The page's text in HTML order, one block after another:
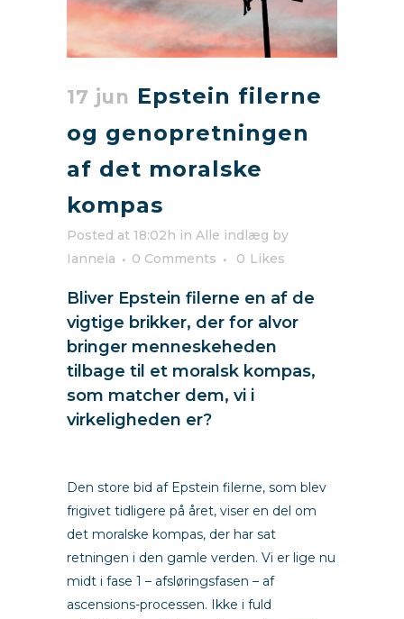
17 jun Epstein filerne
og genopretningen
af det moralske
kompas
Posted at 18:02h in Alle indlæg by
Ianneia
0 Comments 0 Likes
Bliver Epstein filerne en af de
vigtige brikker, der for alvor
bringer menneskeheden
tilbage til et moralsk kompas,
som matcher dem, vi i
virkeligheden er?
Den store bid af Epstein filerne, som blev
frigivet tidligere på året, viser en del om
det moralske kompas, der har sat
retningen i den gamle verden. Vi er lige nu
midt i fase 1 – afsløringsfasen – af
ascensions-processen. Ikke i fuld